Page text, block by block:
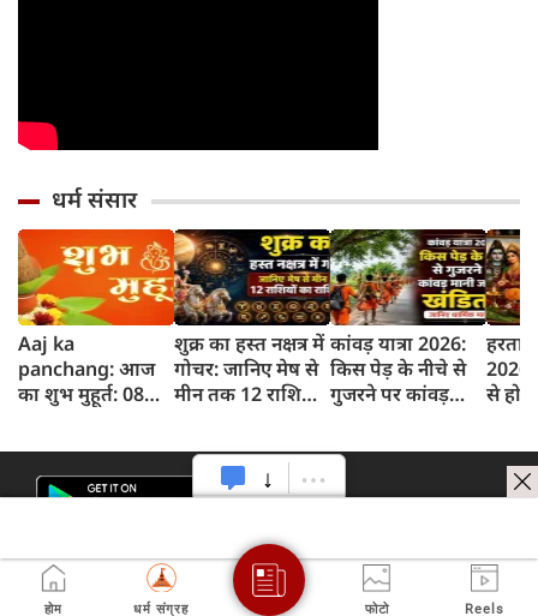
धर्म संसार
Aaj ka
panchang: आज
का शुभ मुहूर्त: 08
और शुभ समय
शुक्र का हस्त नक्षत्र में
गोचर: जानिए मेष से
मीन तक 12 राशियों
कांवड़ यात्रा 2026:
किस पेड़ के नीचे से
गुजरने पर कांवड़
मान्यता
2026:
से
होम धर्म संग्रह फोटो Reels